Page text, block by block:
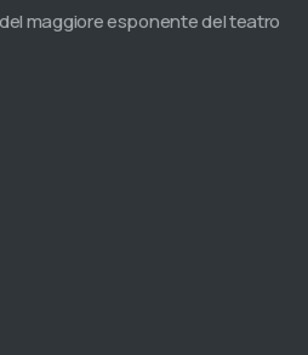
maggiore esponente del teatro